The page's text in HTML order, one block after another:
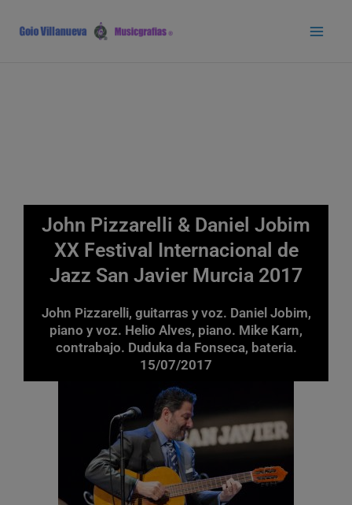
contenido
John Pizzarelli & Daniel Jobim
XX Festival Internacional de
Jazz San Javier Murcia 2017
John Pizzarelli, guitarras y voz. Daniel Jobim,
piano y voz. Helio Alves, piano. Mike Karn,
contrabajo. Duduka da Fonseca, bateria.
15/07/2017